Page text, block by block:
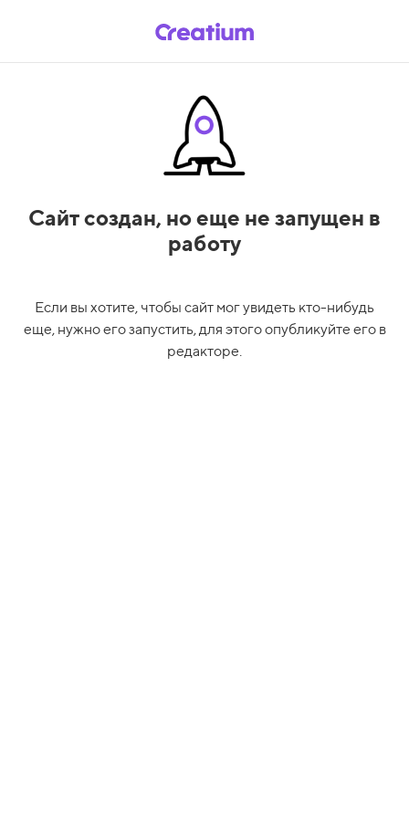
Сайт создан, но еще не запущен в
работу
Если вы хотите, чтобы сайт мог увидеть кто-нибудь
еще, нужно его запустить, для этого опубликуйте его в
редакторе.